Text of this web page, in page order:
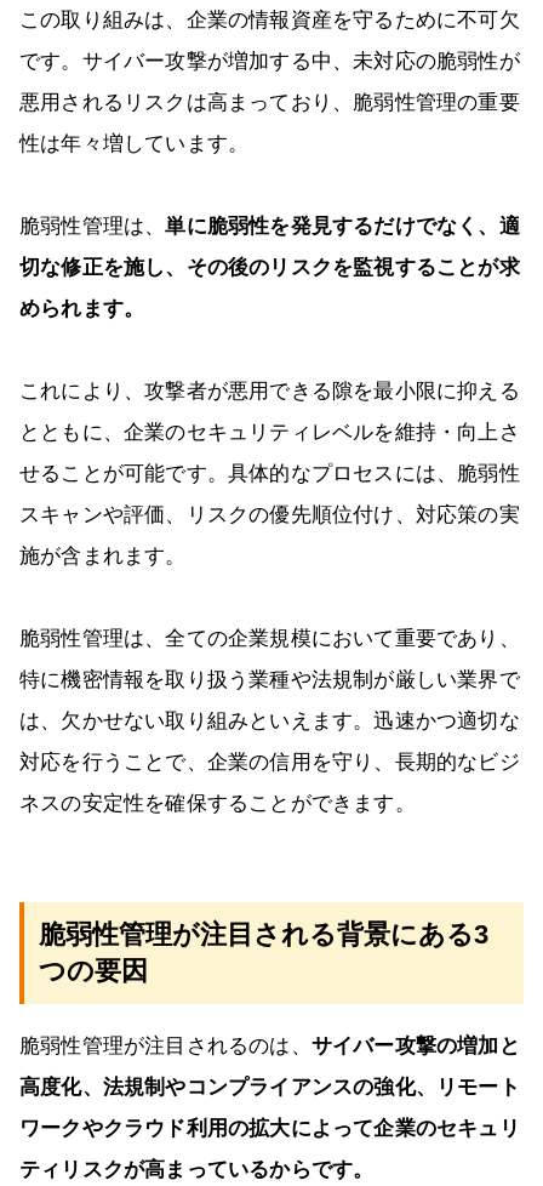
この取り組みは、企業の情報資産を守るために不可欠
です。サイバー攻撃が増加する中、未対応の脆弱性が
悪用されるリスクは高まっており、脆弱性管理の重要
性は年々増しています。
脆弱性管理は、単に脆弱性を発見するだけでなく、適
切な修正を施し、その後のリスクを監視することが求
められます。
これにより、攻撃者が悪用できる隙を最小限に抑える
とともに、企業のセキュリティレベルを維持・向上さ
せることが可能です。具体的なプロセスには、脆弱性
スキャンや評価、リスクの優先順位付け、対応策の実
施が含まれます。
脆弱性管理は、全ての企業規模において重要であり、
特に機密情報を取り扱う業種や法規制が厳しい業界で
は、欠かせない取り組みといえます。迅速かつ適切な
対応を行うことで、企業の信用を守り、長期的なビジ
ネスの安定性を確保することができます。
脆弱性管理が注目される背景にある3
つの要因
脆弱性管理が注目されるのは、 サイバー攻撃の増加と
高度化、法規制やコンプライアンスの強化、リモート
ワークやクラウド利用の拡大によって企業のセキュリ
ティリスクが高まっているからです。